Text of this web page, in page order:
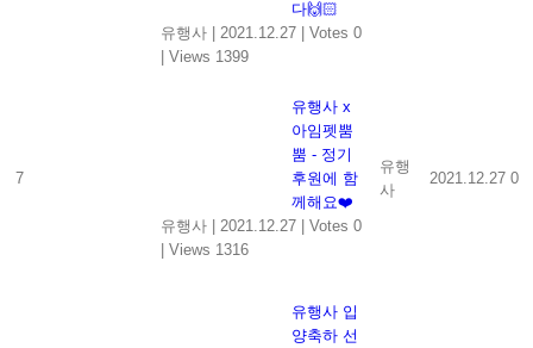
다🙌🏻
유행사 | 2021.12.27 | Votes 0
| Views 1399
7
유행사 x
아임펫뿜
뿜 - 정기
후원에 함
께해요❤️
유행사 | 2021.12.27 | Votes 0
| Views 1316
유행
사
2021.12.27 0
유행사 입
양축하 선